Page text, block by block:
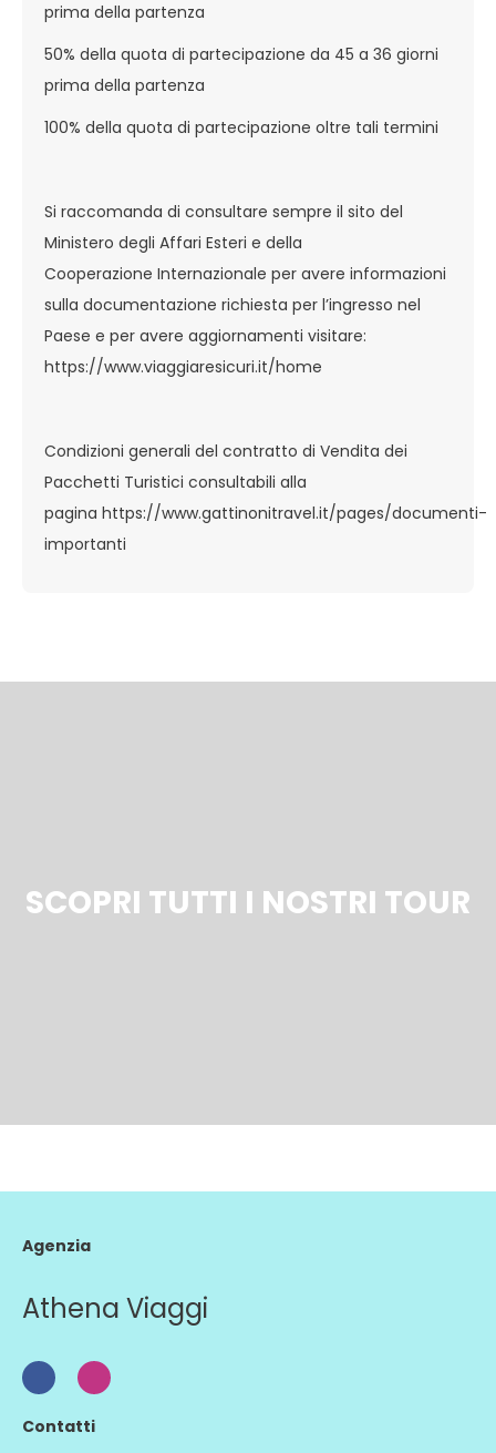
prima della partenza
50% della quota di partecipazione da 45 a 36 giorni
prima della partenza
100% della quota di partecipazione oltre tali termini
Si raccomanda di consultare sempre il sito del
Ministero degli Affari Esteri e della
Cooperazione Internazionale per avere informazioni
sulla documentazione richiesta per l’ingresso nel
Paese e per avere aggiornamenti visitare:
https://www.viaggiaresicuri.it/home
Condizioni generali del contratto di Vendita dei
Pacchetti Turistici consultabili alla
pagina https://www.gattinonitravel.it/pages/documenti-
importanti
SCOPRI TUTTI I NOSTRI TOUR
Agenzia
Athena Viaggi
Contatti